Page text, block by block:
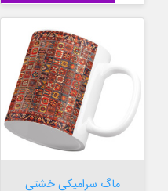
ماگ سرامیکی خشتی